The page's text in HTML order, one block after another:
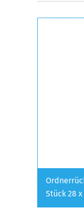
Stück 28